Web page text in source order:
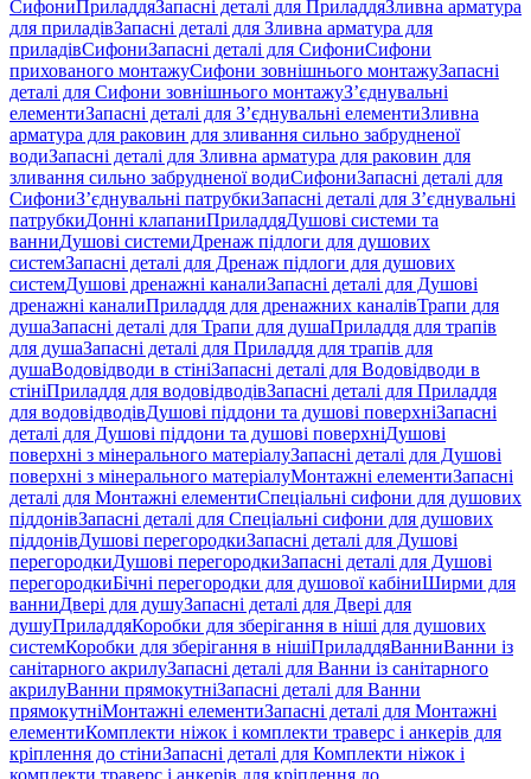
СифониПриладдяЗапасні деталі для ПриладдяЗливна арматура
для приладівЗапасні деталі для Зливна арматура для
приладівСифониЗапасні деталі для СифониСифони
прихованого монтажуСифони зовнішнього монтажуЗапасні
деталі для Сифони зовнішнього монтажуЗ’єднувальні
елементиЗапасні деталі для З’єднувальні елементиЗливна
арматура для раковин для зливання сильно забрудненої
водиЗапасні деталі для Зливна арматура для раковин для
зливання сильно забрудненої водиСифониЗапасні деталі для
СифониЗ’єднувальні патрубкиЗапасні деталі для З’єднувальні
патрубкиДонні клапаниПриладдяДушові системи та
ванниДушові системиДренаж підлоги для душових
системЗапасні деталі для Дренаж підлоги для душових
системДушові дренажні каналиЗапасні деталі для Душові
дренажні каналиПриладдя для дренажних каналівТрапи для
душаЗапасні деталі для Трапи для душаПриладдя для трапів
для душаЗапасні деталі для Приладдя для трапів для
душаВодовідводи в стініЗапасні деталі для Водовідводи в
стініПриладдя для водовідводівЗапасні деталі для Приладдя
для водовідводівДушові піддони та душові поверхніЗапасні
деталі для Душові піддони та душові поверхніДушові
поверхні з мінерального матеріалуЗапасні деталі для Душові
поверхні з мінерального матеріалуМонтажні елементиЗапасні
деталі для Монтажні елементиСпеціальні сифони для душових
піддонівЗапасні деталі для Спеціальні сифони для душових
піддонівДушові перегородкиЗапасні деталі для Душові
перегородкиДушові перегородкиЗапасні деталі для Душові
перегородкиБічні перегородки для душової кабіниШирми для
ванниДвері для душуЗапасні деталі для Двері для
душуПриладдяКоробки для зберігання в ніші для душових
системКоробки для зберігання в нішіПриладдяВанниВанни із
санітарного акрилуЗапасні деталі для Ванни із санітарного
акрилуВанни прямокутніЗапасні деталі для Ванни
прямокутніМонтажні елементиЗапасні деталі для Монтажні
елементиКомплекти ніжок і комплекти траверс і анкерів для
кріплення до стіниЗапасні деталі для Комплекти ніжок і
комплекти траверс і анкерів для кріплення до